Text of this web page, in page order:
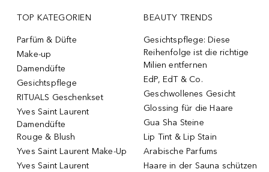
TOP KATEGORIEN
Parfüm & Düfte
Make-up
Damendüfte
Gesichtspflege
RITUALS Geschenkset
Yves Saint Laurent
Damendüfte
Rouge & Blush
Yves Saint Laurent Make-Up
Yves Saint Laurent
BEAUTY TRENDS
Gesichtspflege: Diese
Reihenfolge ist die richtige
Milien entfernen
EdP, EdT & Co.
Geschwollenes Gesicht
Glossing für die Haare
Gua Sha Steine
Lip Tint & Lip Stain
Arabische Parfums
Haare in der Sauna schützen